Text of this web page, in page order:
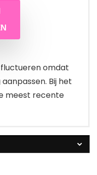
omdat
Bij het
meest recente